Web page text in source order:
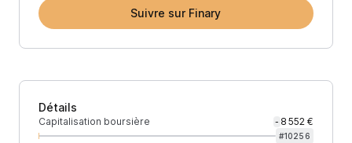
Suivre sur Finary
Détails
Capitalisation boursière - 8 552 €
#10256